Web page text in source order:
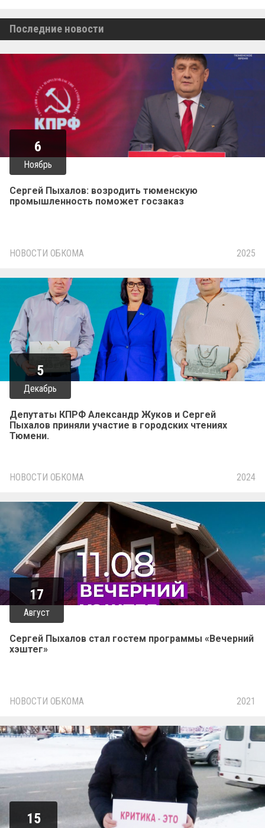
Последние новости
6
Ноябрь
Сергей Пыхалов: возродить тюменскую
промышленность поможет госзаказ
НОВОСТИ ОБКОМА 2025
5
Декабрь
Депутаты КПРФ Александр Жуков и Сергей
Пыхалов приняли участие в городских чтениях
Тюмени.
НОВОСТИ ОБКОМА 2024
17
Август
Сергей Пыхалов стал гостем программы «Вечерний
хэштег»
НОВОСТИ ОБКОМА 2021
15